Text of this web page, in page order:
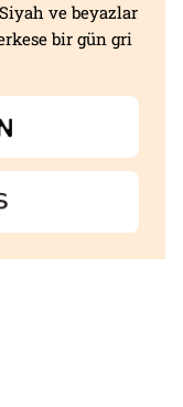
ve beyazlar
bir gün gri